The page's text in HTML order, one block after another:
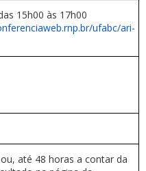
15h00 às 17h00
ufabc/ari-
até 48 horas a contar da